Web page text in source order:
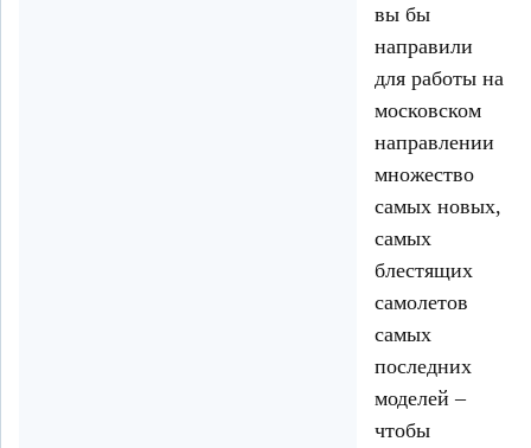
вы бы
направили
для работы на
московском
направлении
множество
самых новых,
самых
блестящих
самолетов
самых
последних
моделей –
чтобы